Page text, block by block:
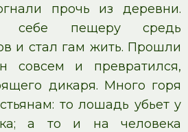
прочь из деревни.
себе пещеру средь
и стал гам жить. Прошли
совсем и превратился,
дикаря. Много горя
то лошадь убьет у
а то и на человека